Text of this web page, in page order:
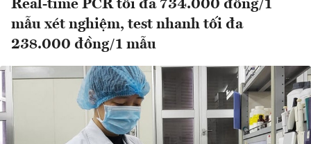
Real-time PCR tối đa 734.000 đồng/1
mẫu xét nghiệm, test nhanh tối đa
238.000 đồng/1 mẫu